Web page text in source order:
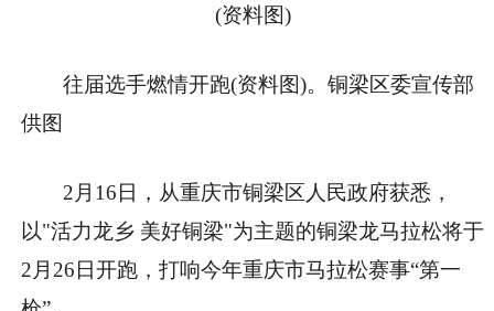
(资料图)
往届选手燃情开跑(资料图)。铜梁区委宣传部
供图
2月16日，从重庆市铜梁区人民政府获悉，
以"活力龙乡 美好铜梁"为主题的铜梁龙马拉松将于
2月26日开跑，打响今年重庆市马拉松赛事“第一